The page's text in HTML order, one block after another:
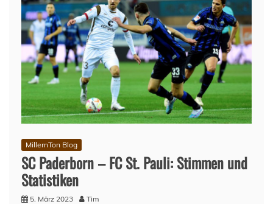
MillernTon Blog
SC Paderborn – FC St. Pauli: Stimmen und
Statistiken
5. März 2023 Tim